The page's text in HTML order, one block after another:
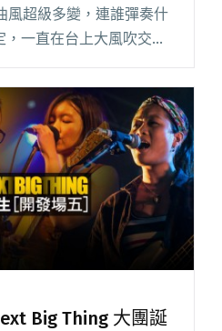
風超級多變，連誰彈奏什
一直在台上大風吹交換
都是全才。他們以民謠為
年代的加州，偶爾到半夜
：The Next Big Thing
Taipei"
Big Thing 大團誕